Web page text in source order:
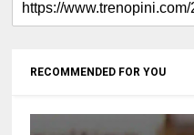
RECOMMENDED FOR YOU